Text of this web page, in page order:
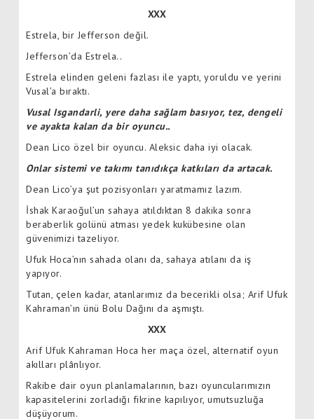
XXX
Estrela, bir Jefferson değil.
Jefferson’da Estrela..
Estrela elinden geleni fazlası ile yaptı, yoruldu ve yerini
Vusal’a bıraktı.
Vusal Isgandarli, yere daha sağlam basıyor, tez, dengeli
ve ayakta kalan da bir oyuncu..
Dean Lico özel bir oyuncu. Aleksic daha iyi olacak.
Onlar sistemi ve takımı tanıdıkça katkıları da artacak.
Dean Lico’ya şut pozisyonları yaratmamız lazım.
İshak Karaoğul’un sahaya atıldıktan 8 dakika sonra
beraberlik golünü atması yedek kukübesine olan
güvenimizi tazeliyor.
Ufuk Hoca’nın sahada olanı da, sahaya atılanı da iş
yapıyor.
Tutan, çelen kadar, atanlarımız da becerikli olsa; Arif Ufuk
Kahraman’ın ünü Bolu Dağını da aşmıştı.
XXX
Arif Ufuk Kahraman Hoca her maça özel, alternatif oyun
akılları plânlıyor.
Rakibe dair oyun planlamalarının, bazı oyuncularımızın
kapasitelerini zorladığı fikrine kapılıyor, umutsuzluğa
düşüyorum.